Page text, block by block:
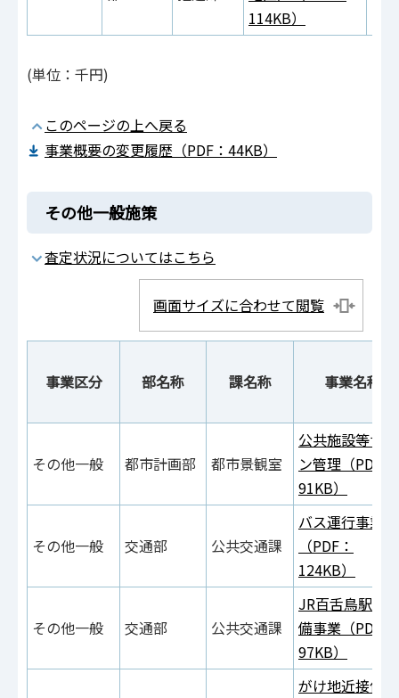
114KB）
(単位：千円)
このページの上へ戻る
事業概要の変更履歴（PDF：44KB）
その他一般施策
査定状況についてはこちら
画面サイズに合わせて閲覧
事業区分 部名称 課名称 事業名称
その他一般 都市計画部 都市景観室
公共施設等サイ
ン管理（PDF：
91KB）
その他一般 交通部 公共交通課
バス運行事業
（PDF：
124KB）
その他一般 交通部 公共交通課
JR百舌鳥駅舎
備事業（PDF：
97KB）
がけ地近接住宅